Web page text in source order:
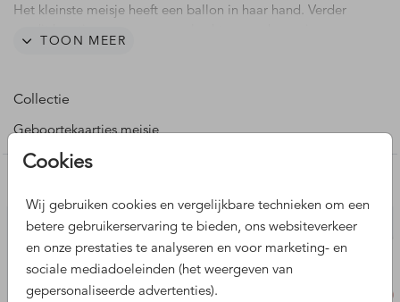
Cookies
Wij gebruiken cookies en vergelijkbare technieken om een
betere gebruikerservaring te bieden, ons websiteverkeer
en onze prestaties te analyseren en voor marketing- en
sociale mediadoeleinden (het weergeven van
gepersonaliseerde advertenties).
Het kleinste meisje heeft een ballon in haar hand. Verder
veldbloemen en kleine hartjes in trendy terra kleur. Dit
TOON MEER
Collectie
Geboortekaartjes meisje